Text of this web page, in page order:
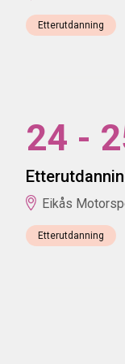
Etterutdanning
24 -
Eikås
Etterutdanning